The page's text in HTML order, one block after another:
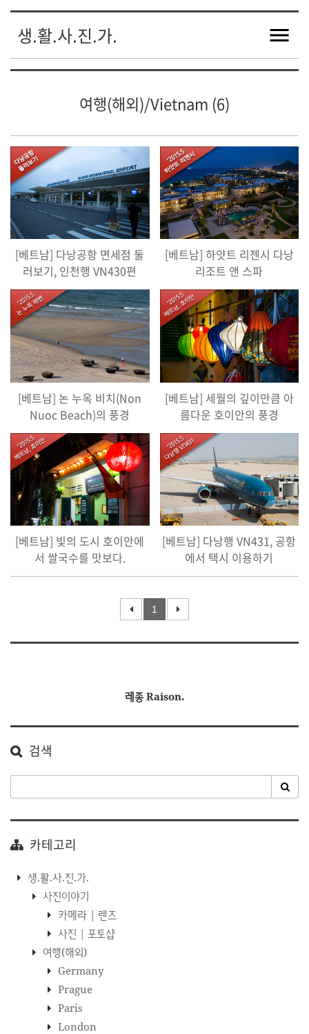
생.활.사.진.가.
여행(해외)/Vietnam (6)
[베트남] 다낭공항 면세점 둘
러보기, 인천행 VN430편
[베트남] 하얏트 리젠시 다낭
리조트 앤 스파
[베트남] 논 누옥 비치(Non
Nuoc Beach)의 풍경
[베트남] 세월의 깊이만큼 아
름다운 호이안의 풍경
[베트남] 빛의 도시 호이안에
서 쌀국수를 맛보다.
[베트남] 다낭행 VN431, 공항
에서 택시 이용하기
1
레종 Raison.
검색
카테고리
생.활.사.진.가.
사진이야기
카메라 | 렌즈
사진 | 포토샵
여행(해외)
Germany
Prague
Paris
London